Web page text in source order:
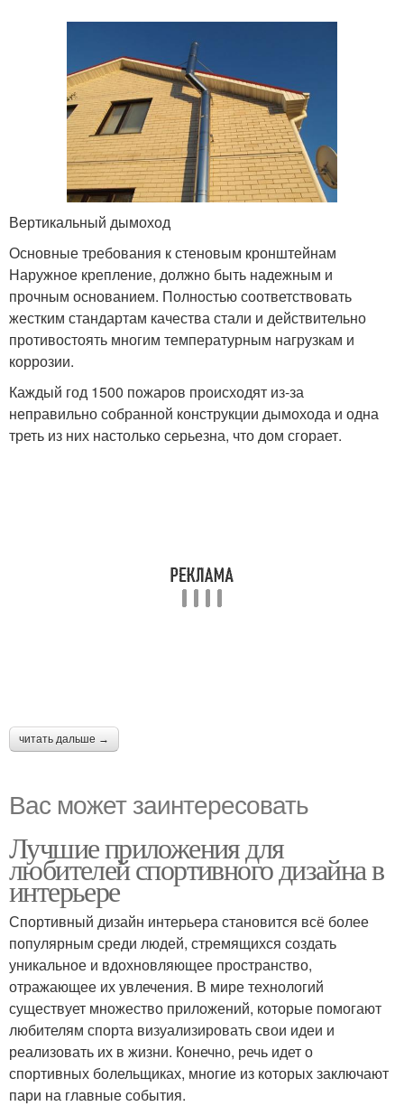
Вертикальный дымоход
Основные требования к стеновым кронштейнам
Наружное крепление, должно быть надежным и
прочным основанием. Полностью соответствовать
жестким стандартам качества стали и действительно
противостоять многим температурным нагрузкам и
коррозии.
Каждый год 1500 пожаров происходят из-за
неправильно собранной конструкции дымохода и одна
треть из них настолько серьезна, что дом сгорает.
читать дальше →
Вас может заинтересовать
Лучшие приложения для
любителей спортивного дизайна в
интерьере
Спортивный дизайн интерьера становится всё более
популярным среди людей, стремящихся создать
уникальное и вдохновляющее пространство,
отражающее их увлечения. В мире технологий
существует множество приложений, которые помогают
любителям спорта визуализировать свои идеи и
реализовать их в жизни. Конечно, речь идет о
спортивных болельщиках, многие из которых заключают
пари на главные события.